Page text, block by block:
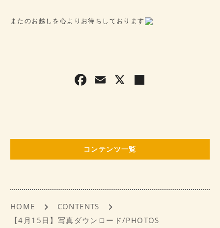
またのお越しを心よりお待ちしております
F
b
o
k
E X
コンテンツ一覧
HOME
CONTENTS
【4月15日】写真ダウンロード/PHOTOS